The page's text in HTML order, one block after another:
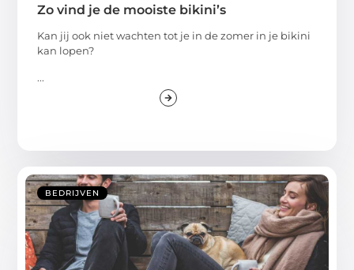
Zo vind je de mooiste bikini’s
Kan jij ook niet wachten tot je in de zomer in je bikini
kan lopen?
...
BEDRIJVEN